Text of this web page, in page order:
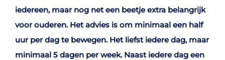
iedereen, maar nog net een beetje extra belangrijk
voor ouderen. Het advies is om minimaal een half
uur per dag te bewegen. Het liefst iedere dag, maar
minimaal 5 dagen per week. Naast iedere dag een